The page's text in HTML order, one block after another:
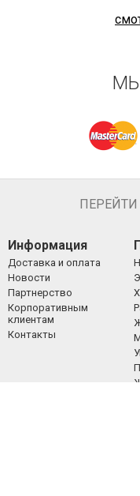
Информация
Доставка и оплата
Новости
Партнерство
Корпоративным
клиентам
Контакты